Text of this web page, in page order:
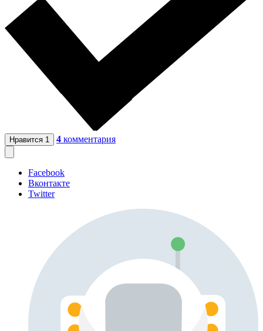
Нравится 1 4 комментария
Facebook
Вконтакте
Twitter